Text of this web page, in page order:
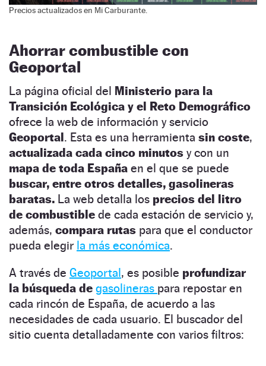
Precios actualizados en Mi Carburante.
Ahorrar combustible con
Geoportal
La página oficial del Ministerio para la
Transición Ecológica y el Reto Demográfico
ofrece la web de información y servicio
Geoportal . Esta es una herramienta sin coste,
actualizada cada cinco minutos y con un
mapa de toda España en el que se puede
buscar, entre otros detalles, gasolineras
baratas. La web detalla los precios del litro
de combustible de cada estación de servicio y,
además, compara rutas para que el conductor
pueda elegir la más económica.
A través de Geoportal , es posible profundizar
la búsqueda de gasolineras para repostar en
cada rincón de España, de acuerdo a las
necesidades de cada usuario. El buscador del
sitio cuenta detalladamente con varios filtros: